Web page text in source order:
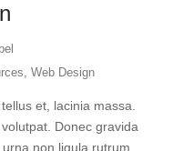
, Web Design
et, lacinia massa.
Donec gravida
non ligula rutrum